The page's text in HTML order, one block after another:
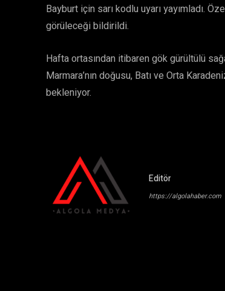
Bayburt için sarı kodlu uyarı yayımladı.
görüleceği bildirildi.
Hafta ortasından itibaren gök gürültülü
Marmara’nın doğusu, Batı ve Orta
bekleniyor.
Editör
https://algolahaber.com